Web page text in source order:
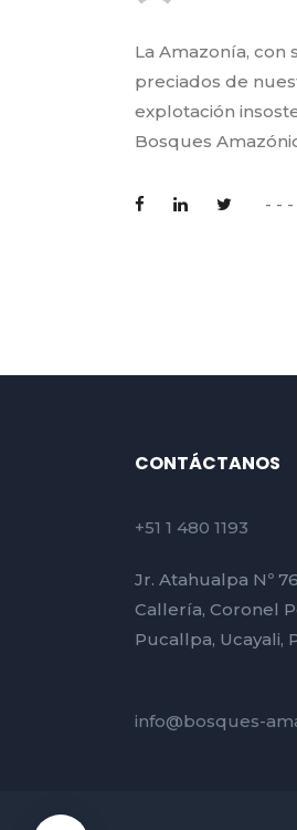
La Amazonía, con
preciados de
explotación
Bosques
CONTÁCTANOS
+51 1 480 1193
Jr. Atahualpa Nº
Callería, Coronel
Pucallpa, Ucayali,
info@bosques-